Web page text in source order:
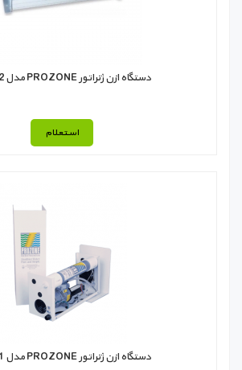
دستگاه ازن ژنراتور PROZONE مدل PZ7-2
استعلام
دستگاه ازن ژنراتور PROZONE مدل PZ2-1